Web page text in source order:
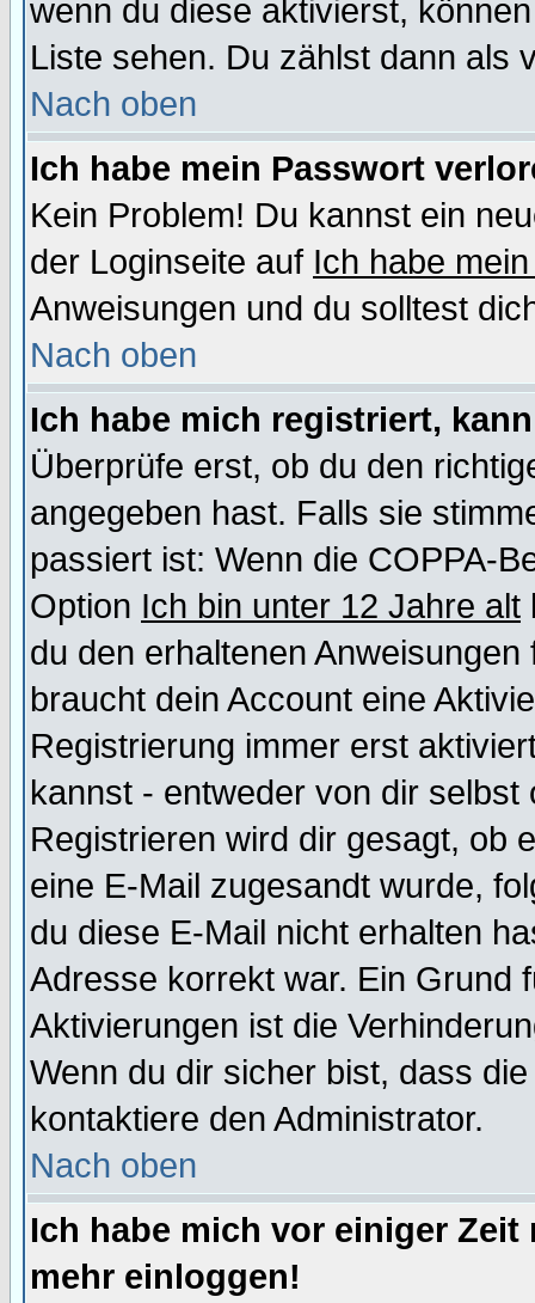
wenn du diese aktivierst,
Liste sehen. Du zählst dann als
Nach oben
Ich habe mein Passwort
Kein Problem! Du kannst ein
der Loginseite auf Ich habe
Anweisungen und du solltest
Nach oben
Ich habe mich registriert,
Überprüfe erst, ob du den
angegeben hast. Falls sie
passiert ist: Wenn die COPPA-
Option Ich bin unter 12 Jahre alt
du den erhaltenen
braucht dein Account eine
Registrierung immer erst
kannst - entweder von dir selbst
Registrieren wird dir gesagt, ob
eine E-Mail zugesandt wurde,
du diese E-Mail nicht erhalten
Adresse korrekt war. Ein Grund
Aktivierungen ist die
Wenn du dir sicher bist, dass
kontaktiere den Administrator.
Nach oben
Ich habe mich vor einiger
mehr einloggen!